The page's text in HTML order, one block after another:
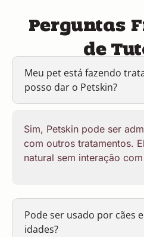
Perguntas
de
Meu pet está fazendo
posso dar o Petskin?
Sim, Petskin pode ser
com outros tratamentos.
natural sem interação
Pode ser usado por cães
idades?